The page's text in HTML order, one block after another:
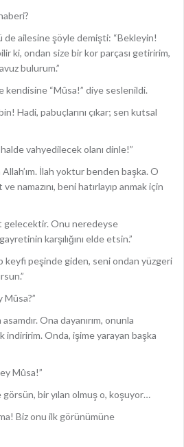
ailesine şöyle demişti: “Bekleyin!
ki, ondan size bir kor parçası getiririm,
bulurum.”
kendisine “Mûsa!” diye seslenildi.
Hadi, pabuçlarını çıkar; sen kutsal
vahyedilecek olanı dinle!”
İlah yoktur benden başka. O
namazını, beni hatırlayıp anmak için
gelecektir. Onu neredeyse
karşılığını elde etsin.”
keyfi peşinde giden, seni ondan yüzgeri
Mûsa?”
Ona dayanırım, onunla
indiririm. Onda, işime yarayan başka
Mûsa!”
bir yılan olmuş o, koşuyor…
Biz onu ilk görünümüne